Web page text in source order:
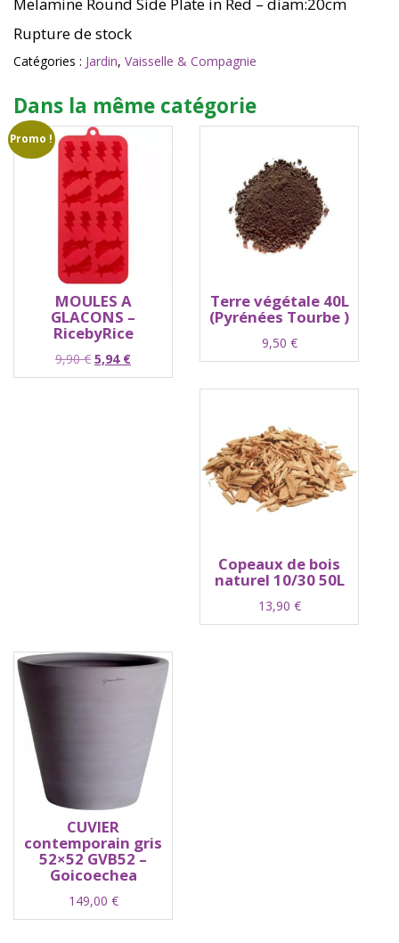
Rupture de stock
Catégories : Jardin, Vaisselle & Compagnie
Dans la même catégorie
Promo !
MOULES A
GLACONS –
RicebyRice
9,90€ Le
prix
5,94 €Le
prix
Terre végétale 40L
(Pyrénées Tourbe )
9,50 €
Copeaux de bois
naturel 10/30 50L
13,90 €
CUVIER
contemporain gris
52×52 GVB52 –
Goicoechea
149,00 €